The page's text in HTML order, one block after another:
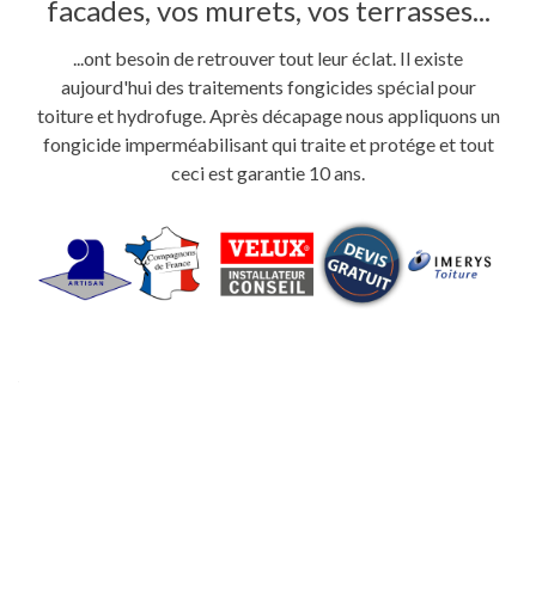
facades, vos murets, vos terrasses...
...ont besoin de retrouver tout leur éclat. Il existe
aujourd'hui des traitements fongicides spécial pour
toiture et hydrofuge. Après décapage nous appliquons un
fongicide imperméabilisant qui traite et protége et tout
ceci est garantie 10 ans.